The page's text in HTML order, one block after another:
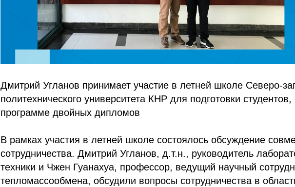
Дмитрий Угланов принимает участие в летней школе Северо-
политехнического университета КНР для подготовки
программе двойных дипломов
В рамках участия в летней школе состоялось обсуждение
сотрудничества. Дмитрий Угланов, д.т.н., руководитель
техники и Чжен Гуанахуа, профессор, ведущий научный
тепломассообмена, обсудили вопросы сотрудничества в